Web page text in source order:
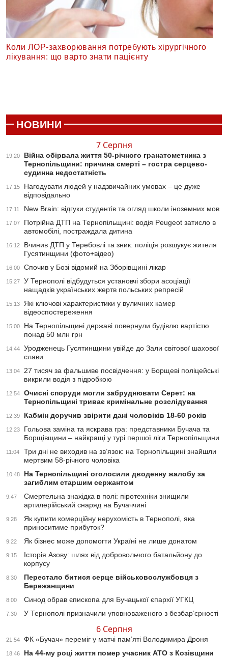
Коли ЛОР-захворювання потребують хірургічного
лікування: що варто знати пацієнту
НОВИНИ
7 Серпня
19:20
Війна обірвала життя 50-річного гранатометника з
Тернопільщини: причина смерті – гостра серцево-
судинна недостатність
17:15
Нагодувати людей у надзвичайних умовах – це дуже
відповідально
17:11 New Brain: відгуки студентів та огляд школи іноземних мов
17:07
Потрійна ДТП на Тернопільщині: водія Peugeot затисло в
автомобілі, постраждала дитина
16:12
Вчинив ДТП у Теребовлі та зник: поліція розшукує жителя
Гусятинщини (фото+відео)
16:00 Спочив у Бозі відомий на Зборівщині лікар
15:27
У Тернополі відбудуться установчі збори асоціації
нащадків українських жертв польських репресій
15:13
Які ключові характеристики у вуличних камер
відеоспостереження
15:00
На Тернопільщині державі повернули будівлю вартістю
понад 50 млн грн
14:44
Уродженець Гусятинщини увійде до Зали світової шахової
слави
13:04
27 тисяч за фальшиве посвідчення: у Борщеві поліцейські
викрили водія з підробкою
12:54
Очисні споруди могли забруднювати Серет: на
Тернопільщині триває кримінальне розслідування
12:39 Кабмін доручив звірити дані чоловіків 18-60 років
12:23
Гольова заміна та яскрава гра: представники Бучача та
Борщівщини – найкращі у турі першої ліги Тернопільщини
11:04
Три дні не виходив на зв’язок: на Тернопільщині знайшли
мертвим 58-річного чоловіка
10:48
На Тернопільщині оголосили дводенну жалобу за
загиблим старшим сержантом
9:47
Смертельна знахідка в полі: піротехніки знищили
артилерійський снаряд на Бучаччині
9:28
Як купити комерційну нерухомість в Тернополі, яка
приноситиме прибуток?
9:22 Як бізнес може допомогти Україні не лише донатом
9:15
Історія Азову: шлях від добровольчого батальйону до
корпусу
8:30
Перестало битися серце військовослужбовця з
Бережанщини
8:00 Синод обрав єпископа для Бучацької єпархії УГКЦ
7:30 У Тернополі призначили уповноваженого з безбар’єрності
6 Серпня
21:54 ФК «Бучач» переміг у матчі пам’яті Володимира Дроня
18:46 На 44-му році життя помер учасник АТО з Козівщини